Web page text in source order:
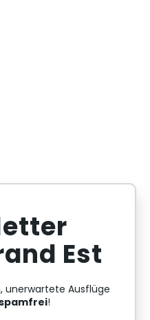
Est
unerwartete Ausflüge
!